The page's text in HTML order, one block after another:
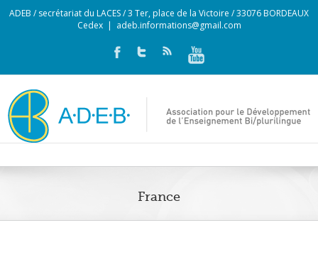
ADEB / secrétariat du LACES / 3 Ter, place de la Victoire / 33076 BORDEAUX
Cedex | adeb.informations@gmail.com
France